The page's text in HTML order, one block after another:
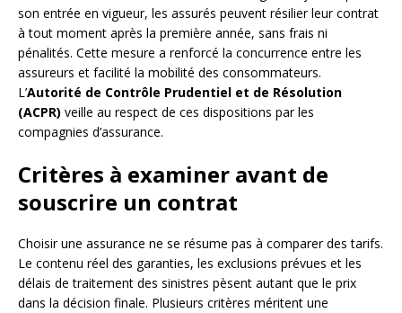
son entrée en vigueur, les assurés peuvent résilier leur contrat
à tout moment après la première année, sans frais ni
pénalités. Cette mesure a renforcé la concurrence entre les
assureurs et facilité la mobilité des consommateurs.
L’Autorité de Contrôle Prudentiel et de Résolution
(ACPR) veille au respect de ces dispositions par les
compagnies d’assurance.
Critères à examiner avant de
souscrire un contrat
Choisir une assurance ne se résume pas à comparer des tarifs.
Le contenu réel des garanties, les exclusions prévues et les
délais de traitement des sinistres pèsent autant que le prix
dans la décision finale. Plusieurs critères méritent une